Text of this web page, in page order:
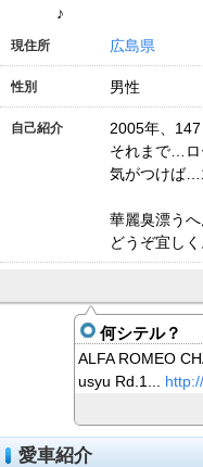
♪
現住所 広島県
性別 男性
自己紹介
2005年、
それまで…ロ
気がつけば
華麗臭漂う
どうぞ宜しく
何シテル？
ALFA ROMEO
usyu Rd.1...
愛車紹介